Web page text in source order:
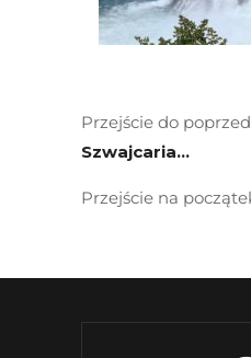
Przejście do
Szwajcaria…
Przejście na